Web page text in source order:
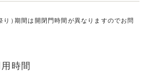
り ）期間は開閉門時間が異なりますのでお問
時間